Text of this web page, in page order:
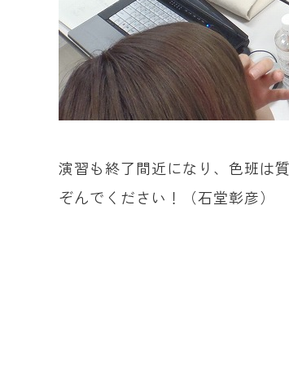
演習も終了間近になり、色班は
ぞんでください！（石堂彰彦）